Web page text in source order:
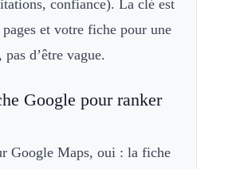
confiance). La clé est
et votre fiche pour une
d’être vague.
Google pour ranker
Google Maps, oui : la fiche